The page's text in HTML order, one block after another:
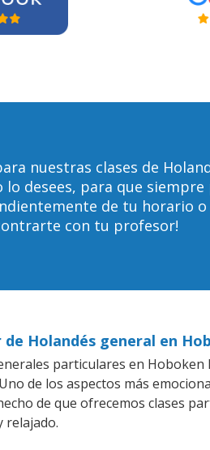
nuestras clases de
lo desees, para que
de tu horario
con tu profesor!
Holandés general en
particulares en Hoboken
de los aspectos más
de que ofrecemos clases
relajado.